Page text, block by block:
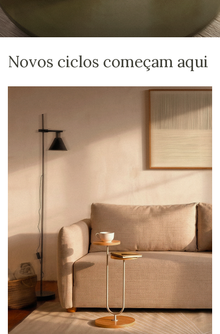
Novos ciclos começam aqui